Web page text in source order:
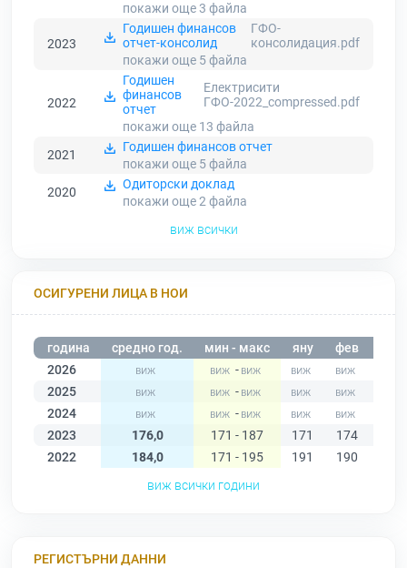
покажи още 3 файла
2023
Годишен финансов
отчет-консолид
ГФО-
консолидация.pdf
покажи още 5файла
2022
Годишен
финансов
отчет
Електрисити
ГФО-2022_compressed.pdf
покажи още 13 файла
2021
Годишен финансов отчет
покажи още 5файла
2020
Одиторски доклад
покажи още 2файла
виж всички
ОСИГУРЕНИ ЛИЦА В НОИ
година средно год. мин - макс яну фев
2026
-
2025
-
2024
-
2023
176,0 171 - 187 171 174
2022
184,0 171 - 195 191 190
виж всички години
РЕГИСТЪРНИ ДАННИ